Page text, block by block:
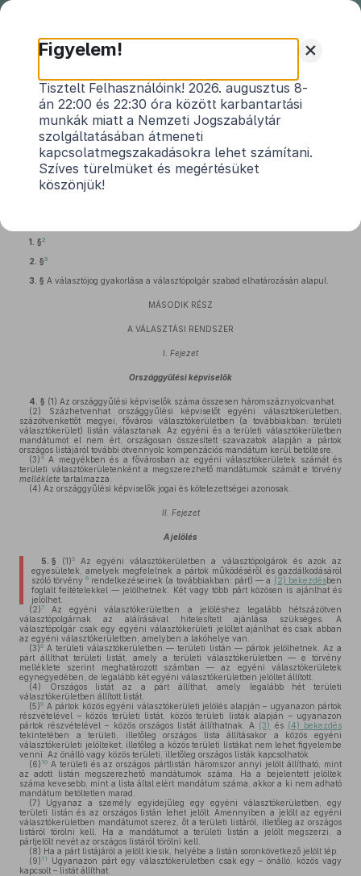
1989. évi XXXIV. TÖRVÉNY
az országgyűlési képviselők választásáról
Hatályos: 2011. 12. 22. – 2011. 12. 31.
1. §2
2. §3
3. § A választójog gyakorlása a választópolgár szabad elhatározásán alapul.
MÁSODIK RÉSZ
A VÁLASZTÁSI RENDSZER
I. Fejezet
Országgyűlési képviselők
4. § (1) Az országgyűlési képviselők száma összesen háromszáznyolcvanhat.
(2) Százhetvenhat országgyűlési képviselőt egyéni választókerületben,
százötvenkettőt megyei, fővárosi választókerületben (a továbbiakban: területi
választókerület) listán választanak. Az egyéni és a területi választókerületben
mandátumot el nem ért, országosan összesített szavazatok alapján a pártok
országos listájáról további ötvennyolc kompenzációs mandátum kerül betöltésre.
(3)4 A megyékben és a fővárosban az egyéni választókerületek számát és
területi választókerületenként a megszerezhető mandátumok számát e törvény
melléklete tartalmazza.
(4) Az országgyűlési képviselők jogai és kötelezettségei azonosak.
II. Fejezet
A jelölés
5. § (1)5Az egyéni választókerületben a választópolgárok és azok az
egyesületek, amelyek megfelelnek a pártok működéséről és gazdálkodásáról
szóló törvény 6rendelkezéseinek (a továbbiakban: párt) — a (2) bekezdésben
foglalt feltételekkel — jelölhetnek. Két vagy több párt közösen is ajánlhat és
jelölhet.
(2)7
Az egyéni választókerületben a jelöléshez legalább hétszázötven
választópolgárnak az aláírásával hitelesített ajánlása szükséges. A
választópolgár csak egy egyéni választókerületi jelöltet ajánlhat és csak abban
az egyéni választókerületben, amelyben a lakóhelye van.
(3)8 A területi választókerületben — területi listán — pártok jelölhetnek. Az a
párt állíthat területi listát, amely a területi választókerületben — e törvény
melléklete szerint meghatározott számban — az egyéni választókerületek
egynegyedében, de legalább két egyéni választókerületben jelöltet állított.
(4) Országos listát az a párt állíthat, amely legalább hét területi
választókerületben állított listát.
(5)9 A pártok közös egyéni választókerületi jelölés alapján – ugyanazon pártok
részvételével – közös területi listát, közös területi listák alapján – ugyanazon
pártok részvételével – közös országos listát állíthatnak. A (3) és (4) bekezdés
tekintetében a területi, illetőleg országos lista állításakor a közös egyéni
választókerületi jelölteket, illetőleg a közös területi listákat nem lehet figyelembe
venni. Az önálló vagy közös területi, illetőleg országos listák kapcsolhatók.
(6) 10 A területi és az országos pártlistán háromszor annyi jelölt állítható, mint
az adott listán megszerezhető mandátumok száma. Ha a bejelentett jelöltek
száma kevesebb, mint a lista által elért mandátum száma, akkor a ki nem adható
mandátum betöltetlen marad.
(7) Ugyanaz a személy egyidejűleg egy egyéni választókerületben, egy
területi listán és az országos listán lehet jelölt. Amennyiben a jelölt az egyéni
választókerületben mandátumot szerez, őt a területi listáról, illetőleg az országos
listáról törölni kell. Ha a mandátumot a területi listán a jelölt megszerzi, a
pártjelölt nevét az országos listáról törölni kell.
(8) Ha a párt listájáról a jelölt kiesik, helyébe a listán soronkövetkező jelölt lép.
(9) 11
Ugyanazon párt egy választókerületben csak egy – önálló, közös vagy
kapcsolt – listát állíthat.
+
Figyelem!
Tisztelt Felhasználóink! 2026. augusztus 8-
án 22:00 és 22:30 óra között karbantartási
munkák miatt a Nemzeti Jogszabálytár
szolgáltatásában átmeneti
kapcsolatmegszakadásokra lehet számítani.
Szíves türelmüket és megértésüket
köszönjük!